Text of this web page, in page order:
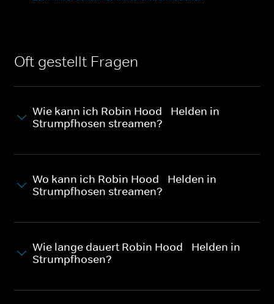
Oft gestellt Fragen
Wie kann ich Robin Hood - Helden in
Strumpfhosen streamen?
Wo kann ich Robin Hood - Helden in
Strumpfhosen streamen?
Wie lange dauert Robin Hood - Helden in
Strumpfhosen?